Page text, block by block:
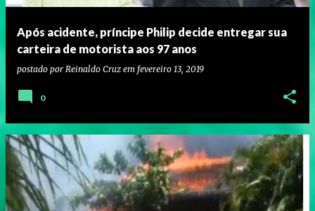
Após acidente, príncipe Philip decide entregar sua
carteira de motorista aos 97 anos
postado por Reinaldo Cruz em fevereiro 13, 2019
0